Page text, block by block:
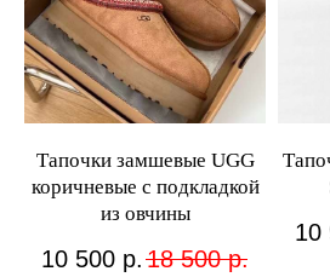
Тапочки замшевые UGG
коричневые с подкладкой
из овчины
10 500 р. 18 500 р.
10